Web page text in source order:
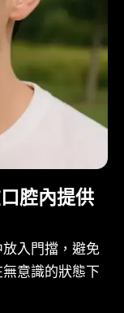
腔內提供
入門擋，避免
意識的狀態下